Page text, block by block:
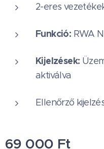
2-eres
Funkció: RWA
Kijelzések:
aktiválva
Ellenőrző
69 000 Ft